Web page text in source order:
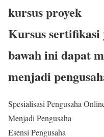
kursus proyek
Kursus
bawah ini dapat
menjadi
Spesialisasi Pengusaha
Menjadi Pengusaha
Esensi Pengusaha